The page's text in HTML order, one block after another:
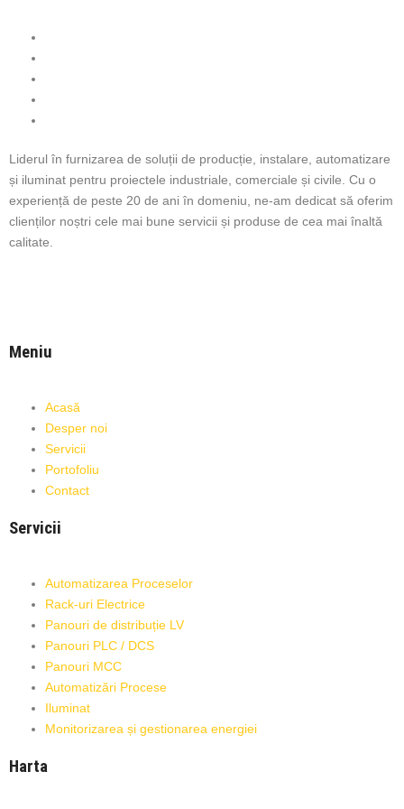
Liderul în furnizarea de soluții de producție, instalare, automatizare
și iluminat pentru proiectele industriale, comerciale și civile. Cu o
experiență de peste 20 de ani în domeniu, ne-am dedicat să oferim
clienților noștri cele mai bune servicii și produse de cea mai înaltă
calitate.
Meniu
Acasă
Desper noi
Servicii
Portofoliu
Contact
Servicii
Automatizarea Proceselor
Rack-uri Electrice
Panouri de distribuție LV
Panouri PLC / DCS
Panouri MCC
Automatizări Procese
Iluminat
Monitorizarea și gestionarea energiei
Harta